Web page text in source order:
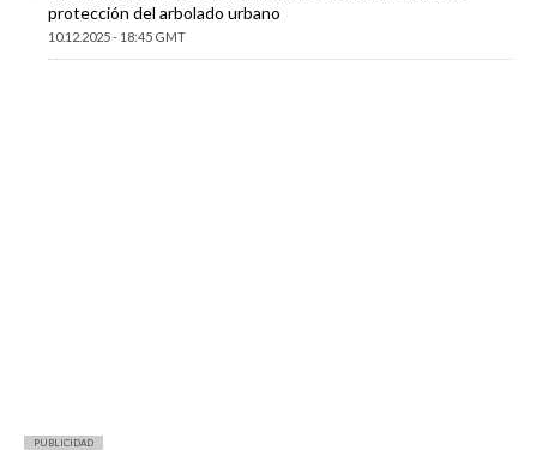
protección del arbolado urbano
10.12.2025 - 18:45 GMT
PUBLICIDAD